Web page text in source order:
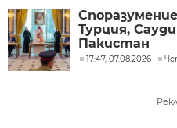
Турция,
Пакистан
17:47, 07.08.2026